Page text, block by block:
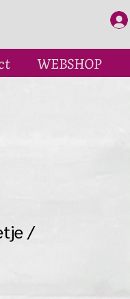
WEBSHOP
/